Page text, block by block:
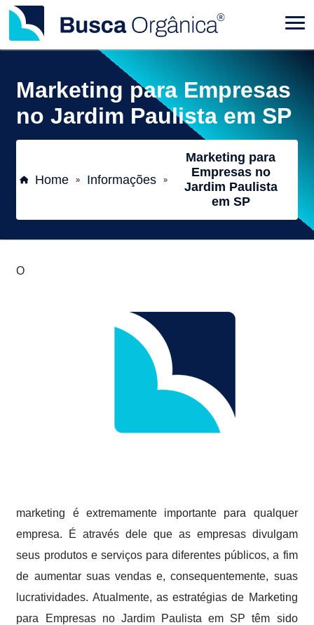
Marketing para Empresas
no Jardim Paulista em SP
Home » Informações »
Marketing para
Empresas no
Jardim Paulista
em SP
O
marketing é extremamente importante para qualquer
empresa. É através dele que as empresas divulgam
seus produtos e serviços para diferentes públicos, a fim
de aumentar suas vendas e, consequentemente, suas
lucratividades. Atualmente, as estratégias de Marketing
para Empresas no Jardim Paulista em SP têm sido